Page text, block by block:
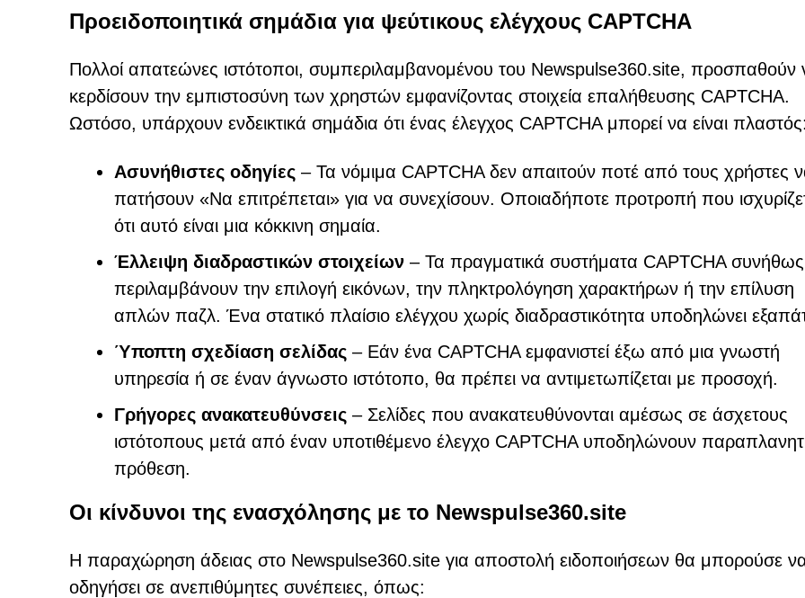
Προειδοποιητικά σημάδια για ψεύτικους ελέγχους CAPTCHA
Πολλοί απατεώνες ιστότοποι, συμπεριλαμβανομένου του Newspulse360.site, προσπαθούν
κερδίσουν την εμπιστοσύνη των χρηστών εμφανίζοντας στοιχεία επαλήθευσης CAPTCHA.
Ωστόσο, υπάρχουν ενδεικτικά σημάδια ότι ένας έλεγχος CAPTCHA μπορεί να είναι πλαστός:
Ασυνήθιστες οδηγίες – Τα νόμιμα CAPTCHA δεν απαιτούν ποτέ από τους χρήστες
πατήσουν «Να επιτρέπεται» για να συνεχίσουν. Οποιαδήποτε προτροπή που
ότι αυτό είναι μια κόκκινη σημαία.
Έλλειψη διαδραστικών στοιχείων – Τα πραγματικά συστήματα CAPTCHA συνήθως
περιλαμβάνουν την επιλογή εικόνων, την πληκτρολόγηση χαρακτήρων ή την επίλυση
απλών παζλ. Ένα στατικό πλαίσιο ελέγχου χωρίς διαδραστικότητα υποδηλώνει
Ύποπτη σχεδίαση σελίδας – Εάν ένα CAPTCHA εμφανιστεί έξω από μια γνωστή
υπηρεσία ή σε έναν άγνωστο ιστότοπο, θα πρέπει να αντιμετωπίζεται με προσοχή.
Γρήγορες ανακατευθύνσεις – Σελίδες που ανακατευθύνονται αμέσως σε άσχετους
ιστότοπους μετά από έναν υποτιθέμενο έλεγχο CAPTCHA υποδηλώνουν
πρόθεση.
Οι κίνδυνοι της ενασχόλησης με το Newspulse360.site
Η παραχώρηση άδειας στο Newspulse360.site για αποστολή ειδοποιήσεων θα μπορούσε
οδηγήσει σε ανεπιθύμητες συνέπειες, όπως: